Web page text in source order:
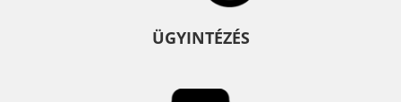
ÜGYINTÉZÉS